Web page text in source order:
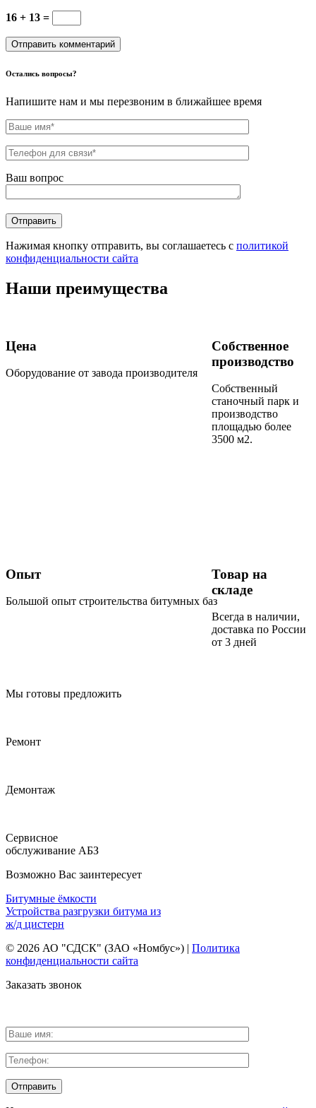
16 + 13 =
Остались вопросы?
Напишите нам и мы перезвоним в ближайшее время
Ваш вопрос
Нажимая кнопку отправить, вы соглашаетесь с политикой
конфиденциальности сайта
Наши преимущества
Цена
Оборудование от завода производителя
Собственное
производство
Собственный
станочный парк и
производство
площадью более
3500 м2.
Опыт
Большой опыт строительства битумных баз
Товар на
складе
Всегда в наличии,
доставка по России
от 3 дней
Мы готовы предложить
Ремонт
Демонтаж
Сервисное
обслуживание АБЗ
Возможно Вас заинтересует
Битумные ёмкости
Устройства разгрузки битума из
ж/д цистерн
© 2026 АО "СДСК" (ЗАО «Номбус») | Политика
конфиденциальности сайта
Заказать звонок